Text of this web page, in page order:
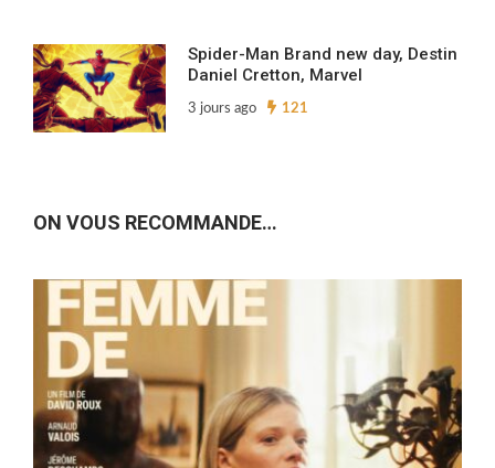
Spider-Man Brand new day, Destin
Daniel Cretton, Marvel
3 jours ago 121
ON VOUS RECOMMANDE…